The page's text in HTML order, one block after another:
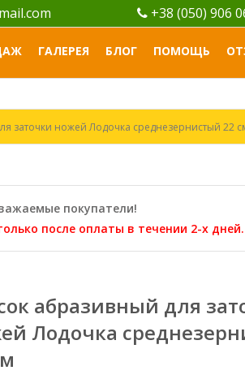
+38 (050) 906
ГАЛЕРЕЯ БЛОГ ПОМОЩЬ
заточки ножей Лодочка среднезернистый 22
покупатели!
после оплаты в течении 2-х дней.
абразивный для
Лодочка